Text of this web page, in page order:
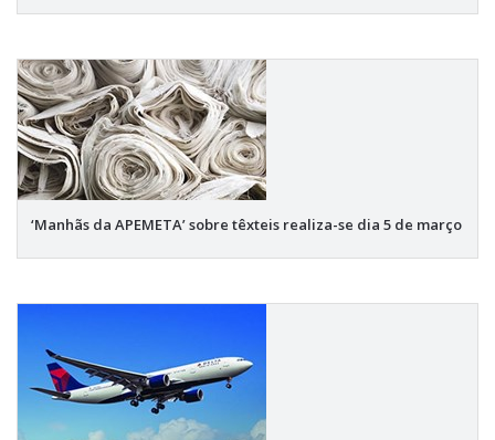
‘Manhãs da APEMETA’ sobre têxteis realiza-se dia 5 de março